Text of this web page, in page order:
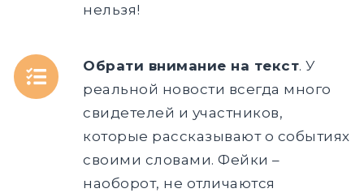
нельзя!
Обрати внимание на текст. У
реальной новости всегда много
свидетелей и участников,
которые рассказывают о событиях
своими словами. Фейки –
наоборот, не отличаются